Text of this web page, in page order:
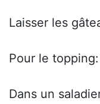
Laisser les
Pour le topping:
Dans un